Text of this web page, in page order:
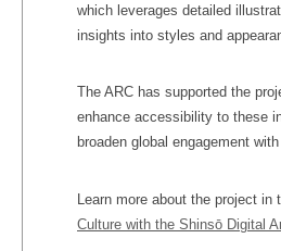
which leverages detailed
insights into styles and
The ARC has supported the
enhance accessibility to these
broaden global engagement
Learn more about the project in
Culture with the Shinsō Digital